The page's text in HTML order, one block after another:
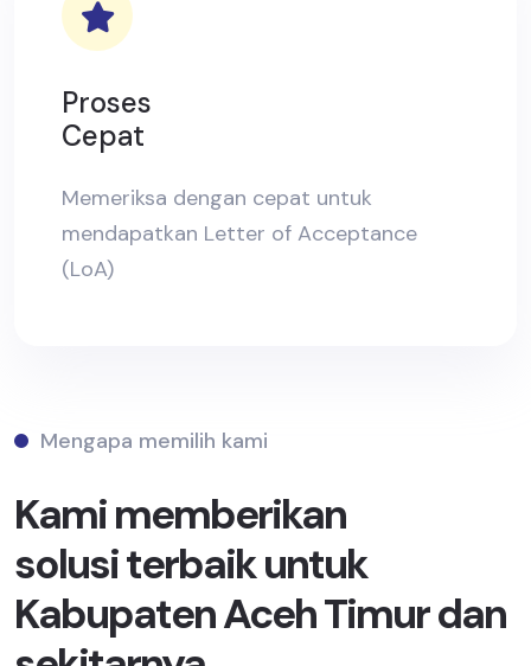
Proses
Cepat
Memeriksa dengan cepat untuk
mendapatkan Letter of Acceptance
(LoA)
Mengapa memilih kami
Kami memberikan
solusi terbaik untuk
Kabupaten Aceh Timur dan